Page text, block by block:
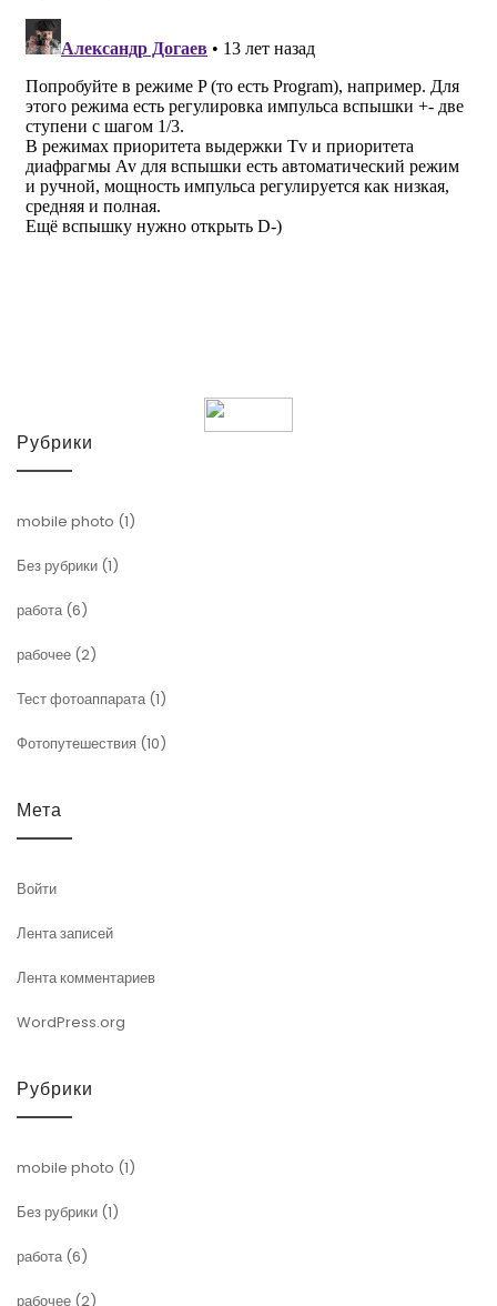
Рубрики
mobile photo (1)
Без рубрики (1)
работа(6)
рабочее (2)
Тест фотоаппарата(1)
Фотопутешествия (10)
Мета
Войти
Лента записей
Лента комментариев
WordPress.org
Рубрики
mobile photo (1)
Без рубрики (1)
работа(6)
рабочее (2)